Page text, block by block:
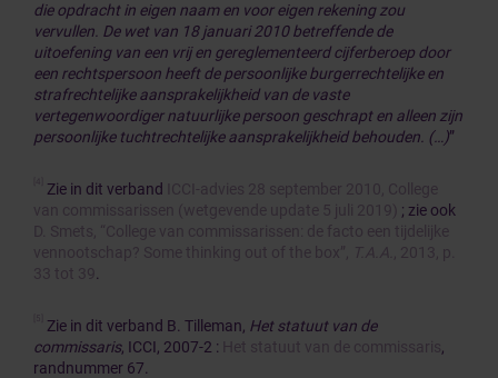
die opdracht in eigen naam en voor eigen rekening zou
vervullen. De wet van 18 januari 2010 betreffende de
uitoefening van een vrij en gereglementeerd cijferberoep door
een rechtspersoon heeft de persoonlijke burgerrechtelijke en
strafrechtelijke aansprakelijkheid van de vaste
vertegenwoordiger natuurlijke persoon geschrapt en alleen zijn
persoonlijke tuchtrechtelijke aansprakelijkheid behouden. (…)”
Zie in dit verband
ICCI-advies 28 september 2010, College
van commissarissen (wetgevende update 5 juli 2019) ; zie ook
D. Smets, “College van commissarissen: de facto een tijdelijke
vennootschap? Some thinking out of the box”,
T.A.A.
, 2013, p.
33 tot 39
Zie in dit verband B. Tilleman, Het statuut van de
commissaris, ICCI, 2007-2 : Het statuut van de commissaris,
randnummer 67.